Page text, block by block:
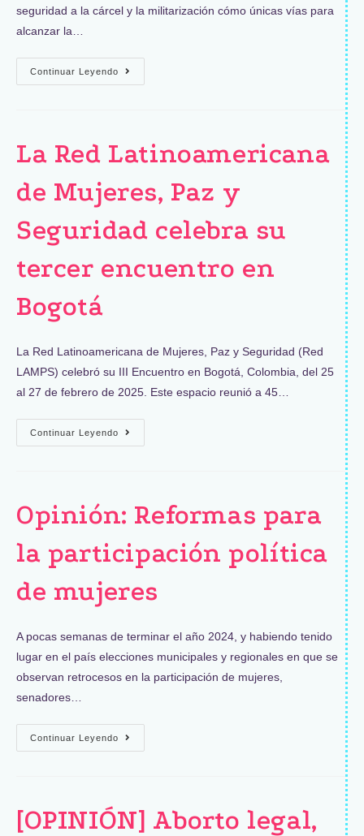
seguridad a la cárcel y la militarización cómo únicas vías para
alcanzar la…
Continuar Leyendo
La Red Latinoamericana
de Mujeres, Paz y
Seguridad celebra su
tercer encuentro en
Bogotá
La Red Latinoamericana de Mujeres, Paz y Seguridad (Red
LAMPS) celebró su III Encuentro en Bogotá, Colombia, del 25
al 27 de febrero de 2025. Este espacio reunió a 45…
Continuar Leyendo
Opinión: Reformas para
la participación política
de mujeres
A pocas semanas de terminar el año 2024, y habiendo tenido
lugar en el país elecciones municipales y regionales en que se
observan retrocesos en la participación de mujeres,
senadores…
Continuar Leyendo
[OPINIÓN] Aborto legal,